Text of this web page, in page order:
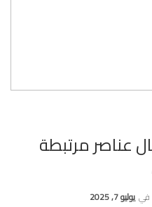
عناصر مرتبطة
في يوليو 7, 2025